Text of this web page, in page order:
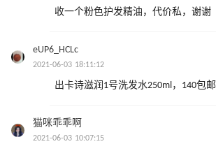
收一个粉色护发精油，代价私，谢谢
eUP6_HCLc
2021-06-03 18:11:12
出卡诗滋润1号洗发水250ml，140包邮
猫咪乖乖啊
2021-06-03 10:07:15